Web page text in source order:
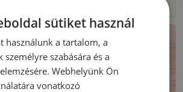
sütiket használ
használunk a tartalom, a
személyre szabására és a
Webhelyünk Ön
vonatkozó